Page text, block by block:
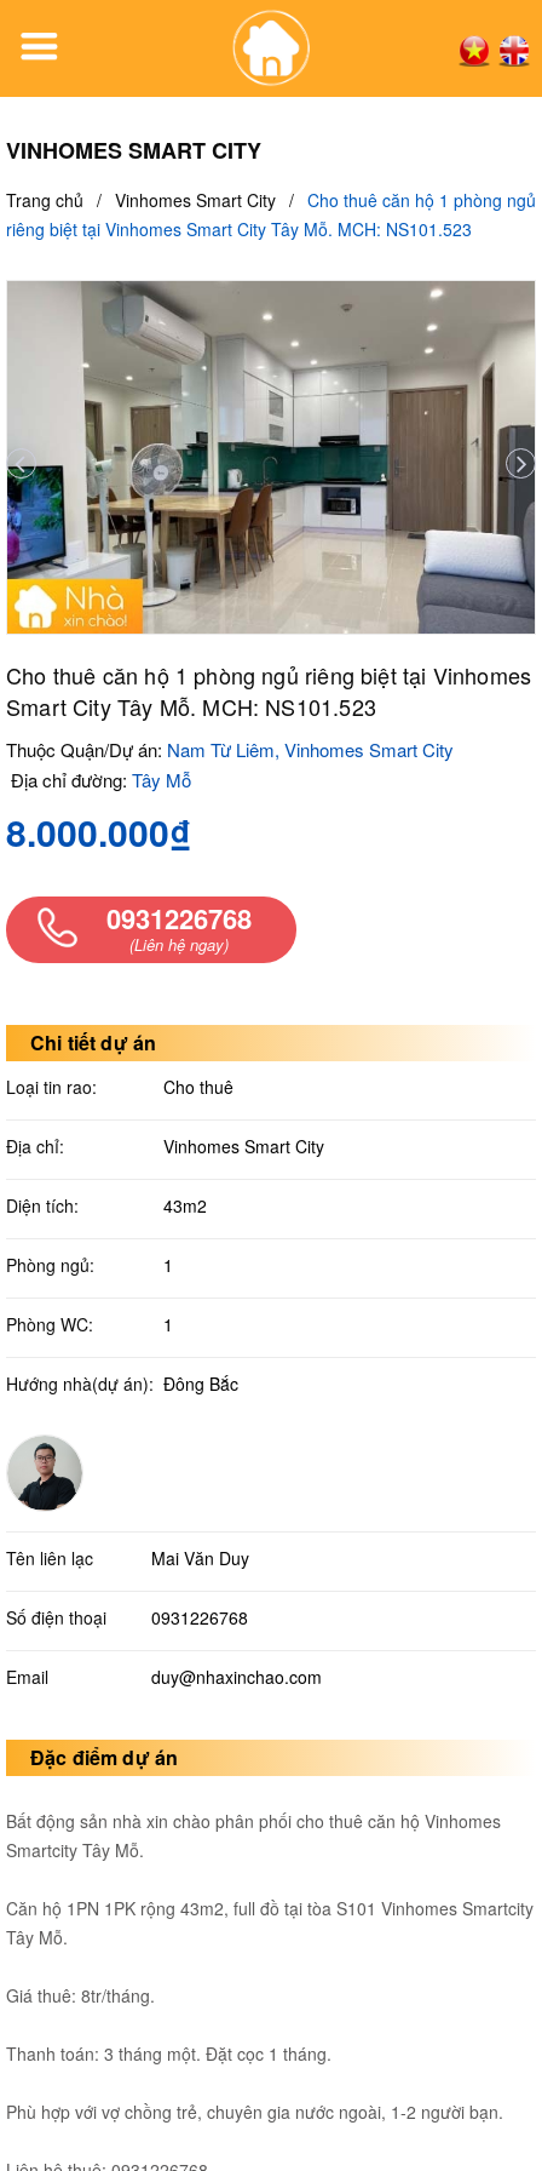
VINHOMES SMART CITY
Trang chủ / Vinhomes Smart City / Cho thuê căn hộ 1 phòng ngủ
riêng biệt tại Vinhomes Smart City Tây Mỗ. MCH: NS101.523
Cho thuê căn hộ 1 phòng ngủ riêng biệt tại Vinhomes
Smart City Tây Mỗ. MCH: NS101.523
Thuộc Quận/Dự án: Nam Từ Liêm, Vinhomes Smart City
Địa chỉ đường: Tây Mỗ
8.000.000₫
0931226768
(Liên hệ ngay)
Chi tiết dự án
Loại tin rao: Cho thuê
Địa chỉ: Vinhomes Smart City
Diện tích: 43m2
Phòng ngủ: 1
Phòng WC: 1
Hướng nhà(dự án): Đông Bắc
Tên liên lạc Mai Văn Duy
Số điện thoại 0931226768
Email duy@nhaxinchao.com
Đặc điểm dự án
Bất động sản nhà xin chào phân phối cho thuê căn hộ Vinhomes
Smartcity Tây Mỗ.
Căn hộ 1PN 1PK rộng 43m2, full đồ tại tòa S101 Vinhomes Smartcity
Tây Mỗ.
Giá thuê: 8tr/tháng.
Thanh toán: 3 tháng một. Đặt cọc 1 tháng.
Phù hợp với vợ chồng trẻ, chuyên gia nước ngoài, 1-2 người bạn.